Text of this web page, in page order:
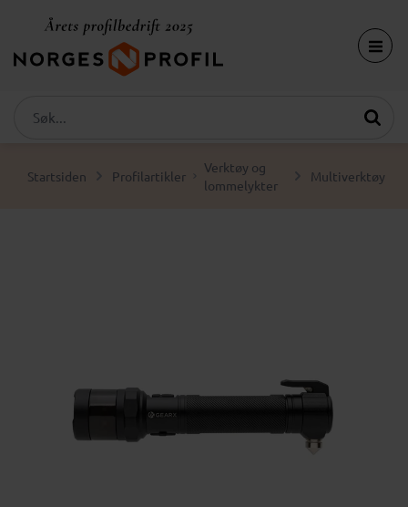
Startsiden Profilartikler
Verktøy og
lommelykter
Multiverktøy